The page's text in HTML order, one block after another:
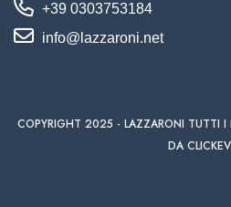
+39 0303753184
info@lazzaroni.net
COPYRIGHT 2025 - LAZZARONI TUTTI I
DA